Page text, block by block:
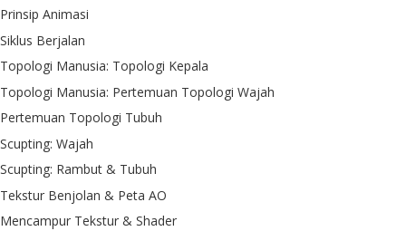
Prinsip Animasi
Siklus Berjalan
Topologi Manusia: Topologi Kepala
Topologi Manusia: Pertemuan Topologi Wajah
Pertemuan Topologi Tubuh
Scupting: Wajah
Scupting: Rambut & Tubuh
Tekstur Benjolan & Peta AO
Mencampur Tekstur & Shader